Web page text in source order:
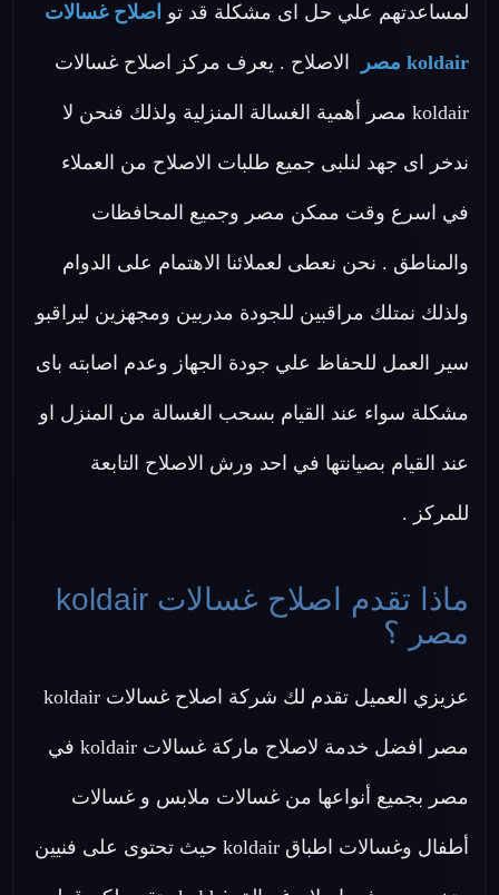
لمساعدتهم علي حل اى مشكلة قد تو اصلاح غسالات
koldair مصر الاصلاح . يعرف مركز اصلاح غسالات
koldair مصر أهمية الغسالة المنزلية ولذلك فنحن لا
ندخر اى جهد لنلبى جميع طلبات الاصلاح من العملاء
في اسرع وقت ممكن مصر وجميع المحافظات
والمناطق . نحن نعطى لعملائنا الاهتمام على الدوام
ولذلك نمتلك مراقبين للجودة مدربين ومجهزين ليراقبو
سير العمل للحفاظ علي جودة الجهاز وعدم اصابته باى
مشكلة سواء عند القيام بسحب الغسالة من المنزل او
عند القيام بصيانتها في احد ورش الاصلاح التابعة
للمركز .
ماذا تقدم اصلاح غسالات koldair
مصر ؟
عزيزي العميل تقدم لك شركة اصلاح غسالات koldair
مصر افضل خدمة لاصلاح ماركة غسالات koldair في
مصر بجميع أنواعها من غسالات ملابس و غسالات
أطفال وغسالات اطباق koldair حيث تحتوى على فنيين